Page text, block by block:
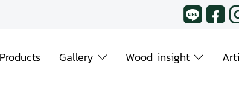
Gallery Wood insight